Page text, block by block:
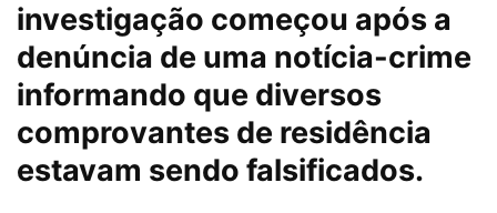
investigação começou após a
denúncia de uma notícia-crime
informando que diversos
comprovantes de residência
estavam sendo falsificados.